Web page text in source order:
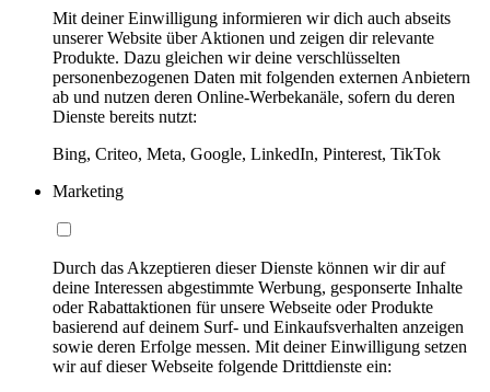
Mit deiner Einwilligung informieren wir dich auch abseits
unserer Website über Aktionen und zeigen dir relevante
Produkte. Dazu gleichen wir deine verschlüsselten
personenbezogenen Daten mit folgenden externen Anbietern
ab und nutzen deren Online-Werbekanäle, sofern du deren
Dienste bereits nutzt:
Bing, Criteo, Meta, Google, LinkedIn, Pinterest, TikTok
Marketing
Durch das Akzeptieren dieser Dienste können wir dir auf
deine Interessen abgestimmte Werbung, gesponserte Inhalte
oder Rabattaktionen für unsere Webseite oder Produkte
basierend auf deinem Surf- und Einkaufsverhalten anzeigen
sowie deren Erfolge messen. Mit deiner Einwilligung setzen
wir auf dieser Webseite folgende Drittdienste ein: